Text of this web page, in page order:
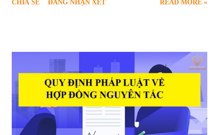
thành một điều khoản phổ biến, được quy định rõ ràng trong các hợp
và toàn diện về quy định giữ lại tiền bảo hành công trình xây dựng.
Khi nào được giữ tiền bảo hành nhà ở của nhà thầu Mục Đích Giữ Lại
Tiền Bảo Hành Công Trình Tiền bảo hành công trình, về bản chất, là
sau khi công trình hoàn thành. Khoản tiền này đóng vai trò như một
"cam kết" từ phía nhà t...
CHIA SẺ ĐĂNG NHẬN XÉT READ MORE »